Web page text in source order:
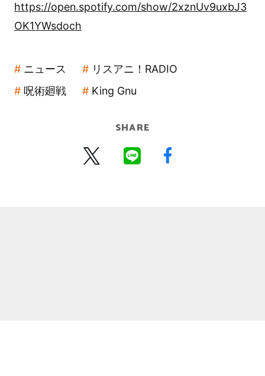
https://open.spotify.com/show/2xznUv9uxbJ3
OK1YWsdoch
ニュース
リスアニ！RADIO
呪術廻戦
King Gnu
SHARE